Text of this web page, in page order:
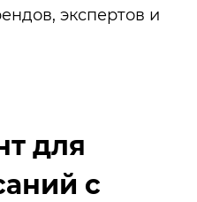
экспертов и
для
с